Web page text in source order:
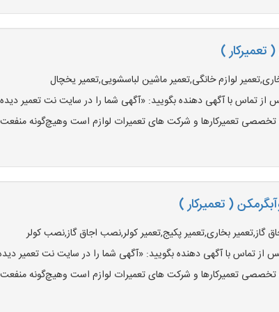
تعمیرکار )
لوازم خانگی,تعمیر ماشین لباسشویی,تعمیر یخچال
تماس با آگهی دهنده بگویید: «آگهی شما را در سایت نت تعمیر دیده ام و کد
تعمیرکارها و شرکت های تعمیرات لوازم است وهیچ‌گونه منفعت
( تعمیرکار )
گاز,تعمیر بخاری,تعمیر پکیج,تعمیر کولر,نصب اجاق گاز,نصب کولر
از تماس با آگهی دهنده بگویید: «آگهی شما را در سایت نت تعمیر دیده ام و کد
تعمیرکارها و شرکت های تعمیرات لوازم است وهیچ‌گونه منفعت